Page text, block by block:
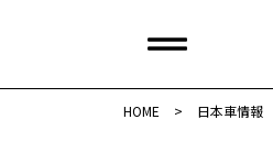
HOME > 日本車情報​